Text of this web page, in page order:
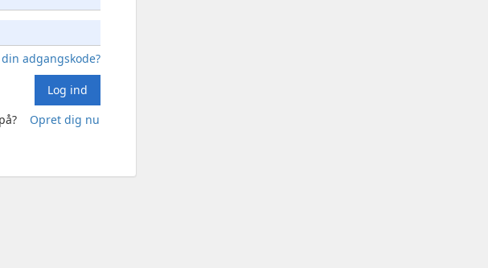
adgangskode?
Log ind
Opret dig nu